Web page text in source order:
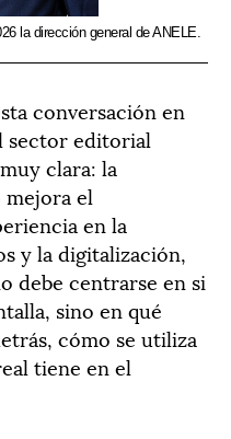
la dirección general de ANELE.
conversación en
sector editorial
clara: la
el
en la
y la digitalización,
debe centrarse en si
sino en qué
cómo se utiliza
tiene en el